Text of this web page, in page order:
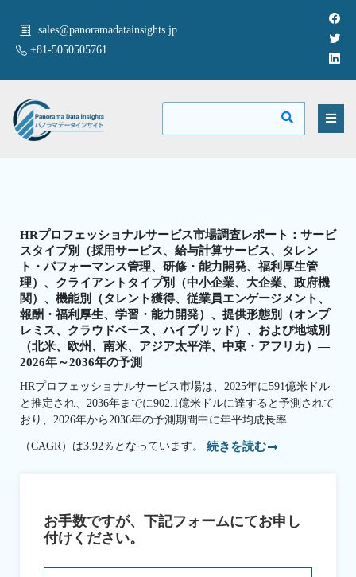
sales@panoramadatainsights.jp
+81-5050505761
HRプロフェッショナルサービス市場調査レポート：サービ
スタイプ別（採用サービス、給与計算サービス、タレン
ト・パフォーマンス管理、研修・能力開発、福利厚生管
理）、クライアントタイプ別（中小企業、大企業、政府機
関）、機能別（タレント獲得、従業員エンゲージメント、
報酬・福利厚生、学習・能力開発）、提供形態別（オンプ
レミス、クラウドベース、ハイブリッド）、および地域別
（北米、欧州、南米、アジア太平洋、中東・アフリカ）—
2026年～2036年の予測
HRプロフェッショナルサービス市場は、2025年に591億米ドル
と推定され、2036年までに902.1億米ドルに達すると予測されて
おり、2026年から2036年の予測期間中に年平均成長率
（CAGR）は3.92％となっています。 続きを読む
お手数ですが、下記フォームにてお申し
付けください。